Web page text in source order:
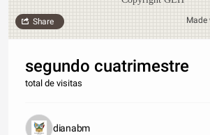
Made
Share
segundo cuatrimestre
total de visitas
dianabm